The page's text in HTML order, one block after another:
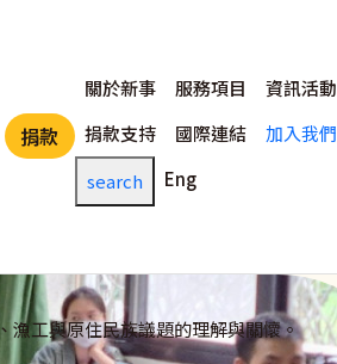
捐款
主選單
關於新事 服務項目
資訊活動
捐款支持
國際連結
加入我們
search
Eng
漁工與原住民族議題的理解與關懷。